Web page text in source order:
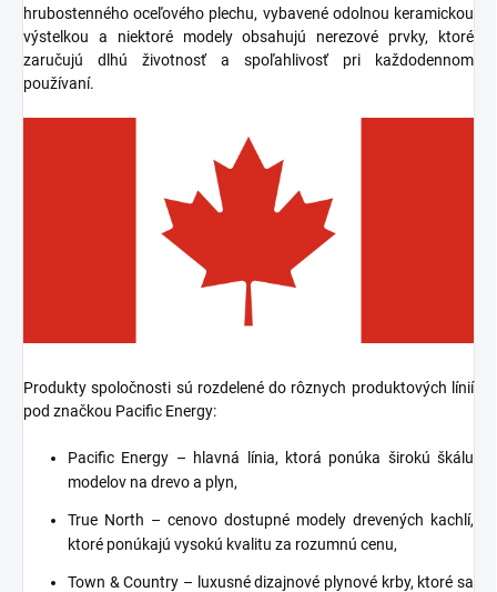
hrubostenného oceľového plechu, vybavené odolnou keramickou
výstelkou a niektoré modely obsahujú nerezové prvky, ktoré
zaručujú dlhú životnosť a spoľahlivosť pri každodennom
používaní.
Produkty spoločnosti sú rozdelené do rôznych produktových línií
pod značkou Pacific Energy:
Pacific Energy – hlavná línia, ktorá ponúka širokú škálu
modelov na drevo a plyn,
True North – cenovo dostupné modely drevených kachlí,
ktoré ponúkajú vysokú kvalitu za rozumnú cenu,
Town & Country – luxusné dizajnové plynové krby, ktoré sa